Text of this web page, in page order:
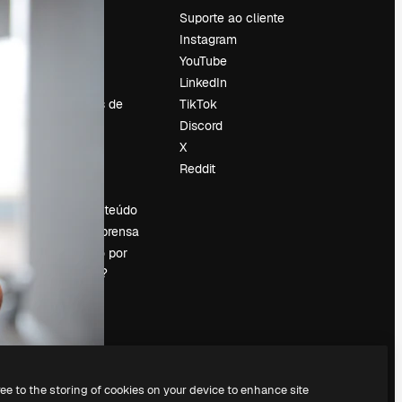
Tendências de
Vender conteúdo
Sala de imprensa
Procurando por
magnific.ai?
Suporte ao cliente
Instagram
YouTube
LinkedIn
TikTok
Discord
X
Reddit
to the storing of cookies on your device to enhance site